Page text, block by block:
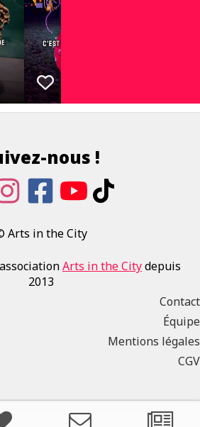
nous !
Arts in the City
Arts in the Citydepuis
2013
Contact
Équipe
Mentions légales
CGV